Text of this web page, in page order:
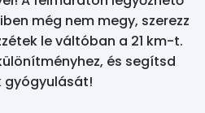
még nem megy, szerezz
le váltóban a 21 km-t.
és segítsd
gyógyulását!